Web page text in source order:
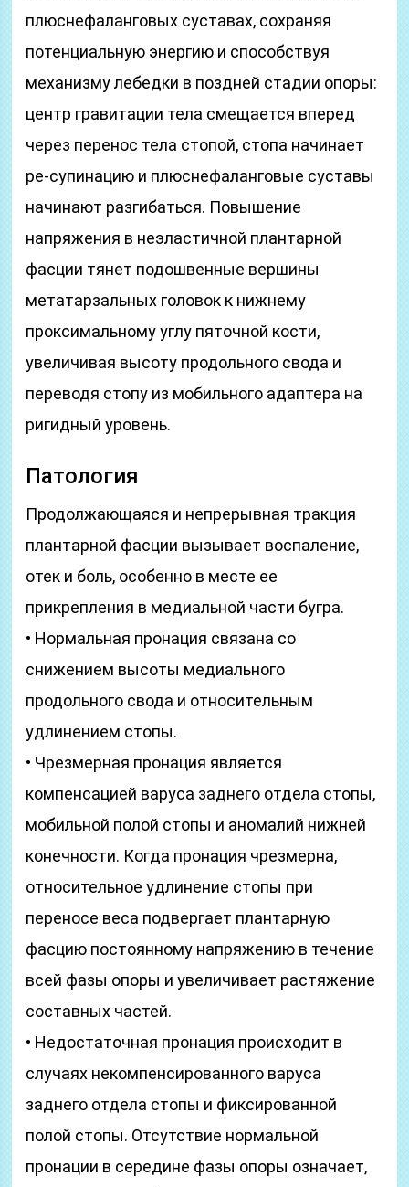
плюснефаланговых суставах, сохраняя
потенциальную энергию и способствуя
механизму лебедки в поздней стадии опоры:
центр гравитации тела смещается вперед
через перенос тела стопой, стопа начинает
ре-супинацию и плюснефаланговые суставы
начинают разгибаться. Повышение
напряжения в неэластичной плантарной
фасции тянет подошвенные вершины
метатарзальных головок к нижнему
проксимальному углу пяточной кости,
увеличивая высоту продольного свода и
переводя стопу из мобильного адаптера на
ригидный уровень.
Патология
Продолжающаяся и непрерывная тракция
плантарной фасции вызывает воспаление,
отек и боль, особенно в месте ее
прикрепления в медиальной части бугра.
• Нормальная пронация связана со
снижением высоты медиального
продольного свода и относительным
удлинением стопы.
• Чрезмерная пронация является
компенсацией варуса заднего отдела стопы,
мобильной полой стопы и аномалий нижней
конечности. Когда пронация чрезмерна,
относительное удлинение стопы при
переносе веса подвергает плантарную
фасцию постоянному напряжению в течение
всей фазы опоры и увеличивает растяжение
составных частей.
• Недостаточная пронация происходит в
случаях некомпенсированного варуса
заднего отдела стопы и фиксированной
полой стопы. Отсутствие нормальной
пронации в середине фазы опоры означает,